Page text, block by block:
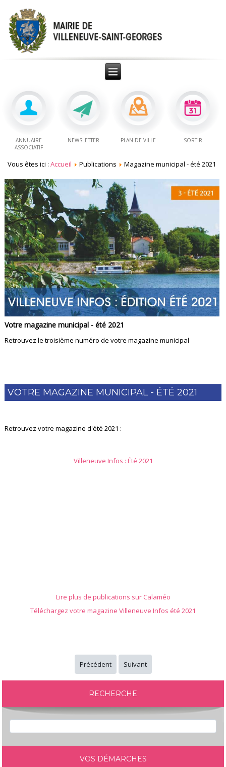
ANNUAIRE
ASSOCIATIF
NEWSLETTER PLAN DE VILLE SORTIR
Vous êtes ici :Accueil Publications Magazine municipal - été 2021
Votre magazine municipal - été 2021
Retrouvez le troisième numéro de votre magazine municipal
VOTRE MAGAZINE MUNICIPAL - ÉTÉ 2021
Retrouvez votre magazine d'été 2021 :
Villeneuve Infos : Été 2021
Lire plus de publications sur Calaméo
Téléchargez votre magazine Villeneuve Infos été 2021
Précédent Suivant
RECHERCHE
VOS DÉMARCHES